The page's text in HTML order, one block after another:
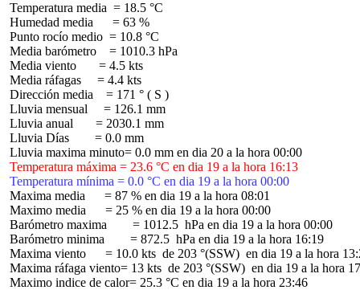
Temperatura media  = 18.5 °C
Humedad media      = 63 %
Punto rocío medio  = 10.8 °C
Media barómetro    = 1010.3 hPa
Media viento       = 4.5 kts
Media ráfagas     = 4.4 kts
Dirección media    = 171 ° ( S )
Lluvia mensual     = 126.1 mm
Lluvia anual       = 2030.1 mm
Lluvia Días        = 0.0 mm
Temperatura máxima = 23.6 °C en dia 19 a la hora 16:13
Temperatura mínima = 0.0 °C en dia 19 a la hora 00:00
Maxima media      = 87 % en dia 19 a la hora 08:01
Maximo media      = 25 % en dia 19 a la hora 00:00
Barómetro maxima        = 1012.5  hPa en dia 19 a la hora 00:00
Barómetro minima        = 872.5  hPa en dia 19 a la hora 16:19
Maxima viento      = 10.0 kts  de 203 °(SSW)  en dia 19 a la hora
Maxima ráfaga viento= 13 kts  de 203 °(SSW)  en dia 19 a la hora
Maximo indice de calor= 25.3 °C en dia 19 a la hora 23:46